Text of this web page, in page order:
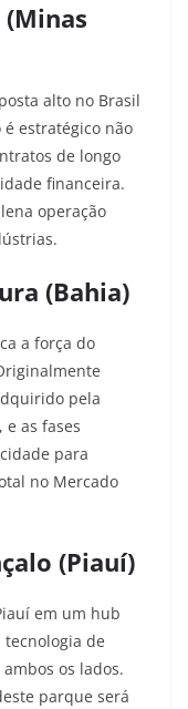
alto no Brasil
estratégico não
de longo
financeira.
operação
(Bahia)
a força do
pela
as fases
para
no Mercado
(Piauí)
em um hub
tecnologia de
os lados.
parque será